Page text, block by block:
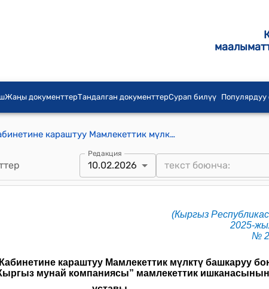
Жаңы документтерТандалган документтерСурап билүү Популярдуу
Кыргыз Республикасынын Министрлер Кабинетине караштуу Мамлекеттик мүлктү башкаруу боюнча мамлекеттик агенттиктин алдындагы “Кыргыз мунай компаниясы” мамлекеттик ишканасынын уставы (Кыргыз Республикасынын Министрлер Кабинетинин 2025-жылдын 12-майындагы № 178 токтомуна 1-тиркеме)
Редакция
10.02.2026